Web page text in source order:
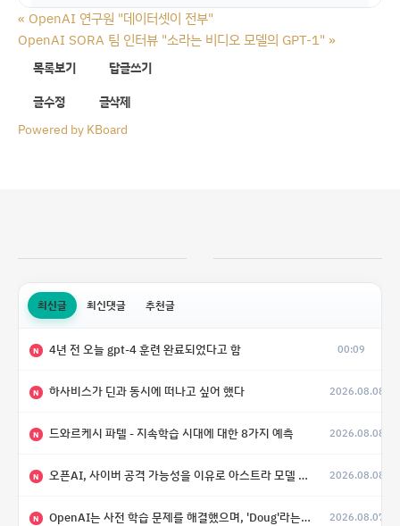
« OpenAI 연구원 "데이터셋이 전부"
OpenAI SORA 팀 인터뷰 "소라는 비디오 모델의 GPT-1" »
목록보기
답글쓰기
글수정
글삭제
Powered by KBoard
최신글 최신댓글 추천글
N 4년 전 오늘 gpt-4 훈련 완료되었다고 함 00:09
N 하사비스가 딘과 동시에 떠나고 싶어 했다 2026.08.08
N 드와르케시 파텔 - 지속학습 시대에 대한 8가지 예측 2026.08.08
N 오픈AI, 사이버 공격 가능성을 이유로 아스트라 모델 출시 연기 2026.08.08
N OpenAI는 사전 학습 문제를 해결했으며, 'Doug'라는 코드명을 가진 훨씬 더 큰 모델을 활발히 개발 중 2026.08.07